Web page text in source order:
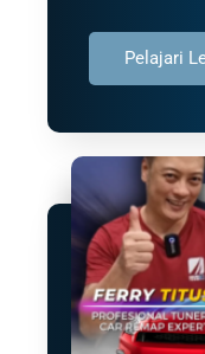
Pelajari